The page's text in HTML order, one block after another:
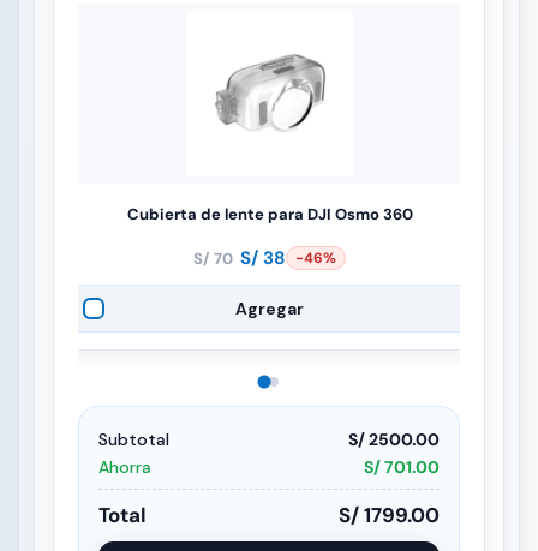
Cubierta de lente para DJI Osmo 360
S/ 70
El
era:
S/ 38 El
es:
-46%
Agregar
Subtotal
S/ 2500.00
Ahorra
S/ 701.00
Total S/ 1799.00